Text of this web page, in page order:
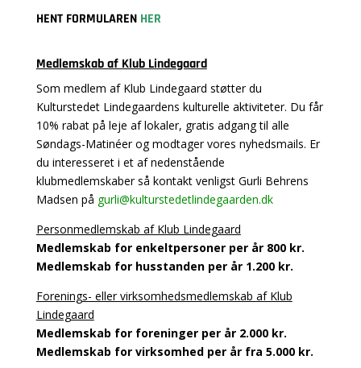
HENT FORMULAREN HER
Medlemskab af Klub Lindegaard
Som medlem af Klub Lindegaard støtter du
Kulturstedet Lindegaardens kulturelle aktiviteter. Du får
10% rabatpå leje af lokaler, gratis adgang til alle
Søndags-Matinéerog modtager vores nyhedsmails. Er
du interesseret i et af nedenstående
klubmedlemskaber så kontakt venligst Gurli Behrens
Madsen på gurli@kulturstedetlindegaarden.dk
Personmedlemskab af Klub Lindegaard
Medlemskab for enkeltpersoner per år 800 kr.
Medlemskab for husstanden per år 1.200 kr.
Forenings- eller virksomhedsmedlemskab af Klub
Lindegaard
Medlemskab for foreninger per år 2.000 kr.
Medlemskab for virksomhed per år fra 5.000 kr.